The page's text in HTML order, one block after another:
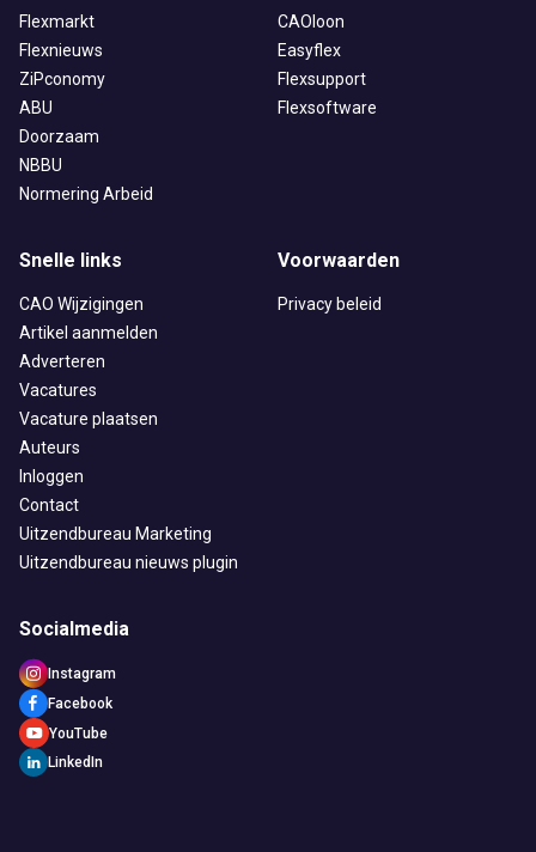
Flexmarkt
Flexnieuws
ZiPconomy
ABU
Doorzaam
NBBU
Normering Arbeid
CAOloon
Easyflex
Flexsupport
Flexsoftware
Snelle links
CAO Wijzigingen
Artikel aanmelden
Adverteren
Vacatures
Vacature plaatsen
Auteurs
Inloggen
Contact
Uitzendbureau Marketing
Uitzendbureau nieuws plugin
Voorwaarden
Privacy beleid
Socialmedia
Instagram
Facebook
YouTube
LinkedIn